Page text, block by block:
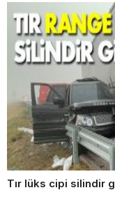
Tır lüks cipi silindir